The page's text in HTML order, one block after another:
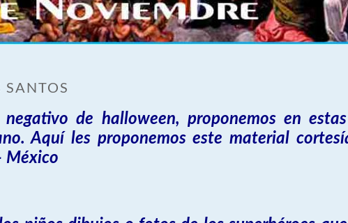
de halloween, proponemos en
Aquí les proponemos este material
México